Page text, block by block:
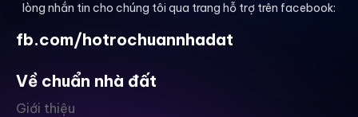
lòng nhắn tin cho chúng tôi qua trang hỗ trợ trên facebook:
fb.com/hotrochuannhadat
Về chuẩn nhà đất
Giới thiệu